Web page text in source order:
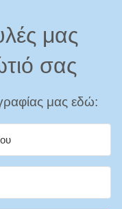
μας
σας
μας εδώ: